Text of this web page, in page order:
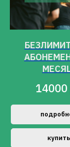
14000
купить